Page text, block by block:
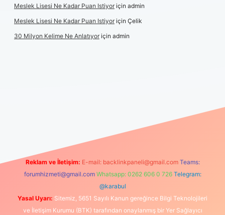
Meslek Lisesi Ne Kadar Puan Istiyoriçin admin
Meslek Lisesi Ne Kadar Puan Istiyoriçin Çelik
30 Milyon Kelime Ne Anlatıyoriçin admin
elexbetgiris.org
Reklam ve İletişim: E-mail: backlinkpaneli@gmail.com Teams:
forumhizmeti@gmail.com Whatsapp: 0262 606 0 726 Telegram:
@karabul
Yasal Uyarı: Sitemiz, 5651 Sayılı Kanun gereğince Bilgi Teknolojileri
ve İletişim Kurumu (BTK) tarafından onaylanmış bir Yer Sağlayıcı